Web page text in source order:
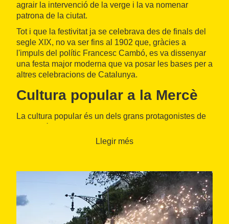
agrair la intervenció de la verge i la va nomenar
patrona de la ciutat.
Tot i que la festivitat ja se celebrava des de finals del
segle XIX, no va ser fins al 1902 que, gràcies a
l'impuls del polític Francesc Cambó, es va dissenyar
una festa major moderna que va posar les bases per a
altres celebracions de Catalunya.
Cultura popular a la Mercè
La cultura popular és un dels grans protagonistes de
capgrossos, els diables, els correfocs, els castellers i
les bèsties de foc converteixen la festa en una de les
El Pregó, el Seguici inaugural i el Toc
d'inici
Saló de Cent de la Casa de la Vila,el
Llegir més